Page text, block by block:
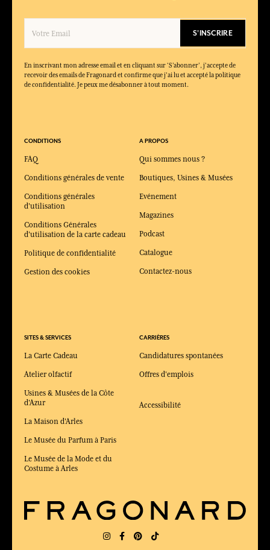
S'INSCRIRE
En inscrivant mon adresse email et en cliquant sur ‘S’abonner’, j'accepte de
recevoir des emails de Fragonard et confirme que j'ai lu et accepté la politique
de confidentialité. Je peux me désabonner à tout moment.
CONDITIONS
FAQ
Conditions générales de vente
Conditions générales
d'utilisation
Conditions Générales
d'utilisation de la carte cadeau
Politique de confidentialité
Gestion des cookies
SITES & SERVICES
La Carte Cadeau
Atelier olfactif
Usines & Musées de la Côte
d'Azur
La Maison d'Arles
Le Musée du Parfum à Paris
Le Musée de la Mode et du
Costume à Arles
A PROPOS
Qui sommes nous ?
Boutiques, Usines & Musées
Evénement
Magazines
Podcast
Catalogue
Contactez-nous
CARRIÈRES
Candidatures spontanées
Offres d'emplois
Accessibilité